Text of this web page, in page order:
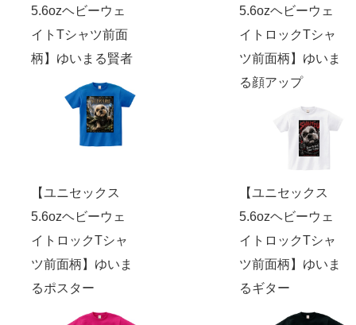
5.6ozヘビーウェ
イトTシャツ前面
柄】ゆいまる賢者
5.6ozヘビーウェ
イトロックTシャ
ツ前面柄】ゆいま
る顔アップ
【ユニセックス
5.6ozヘビーウェ
イトロックTシャ
ツ前面柄】ゆいま
るポスター
【ユニセックス
5.6ozヘビーウェ
イトロックTシャ
ツ前面柄】ゆいま
るギター